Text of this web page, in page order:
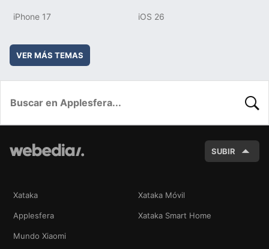
iPhone 17 iOS 26
VER MÁS TEMAS
SUBIR
Xataka Xataka Móvil
Applesfera Xataka Smart Home
Mundo Xiaomi